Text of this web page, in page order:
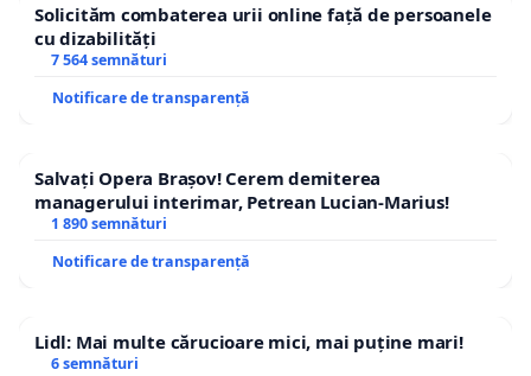
Solicităm combaterea urii online față de persoanele
cu dizabilități
7 564 semnături
Notificare de transparență
Salvați Opera Brașov! Cerem demiterea
managerului interimar, Petrean Lucian-Marius!
1 890 semnături
Notificare de transparență
Lidl: Mai multe cărucioare mici, mai puține mari!
6 semnături